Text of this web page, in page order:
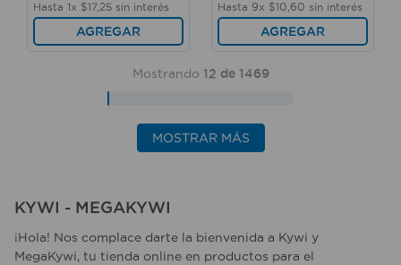
Hasta 1x $17, 25 sin interés
AGREGAR
Hasta 9x $10 60 sin interés
AGREGAR
Mostrando 12 de 1469
MOSTRAR MÁS
KYWI - MEGAKYWI
¡Hola! Nos complace darte la bienvenida a Kywi y
MegaKywi, tu tienda online en productos para el